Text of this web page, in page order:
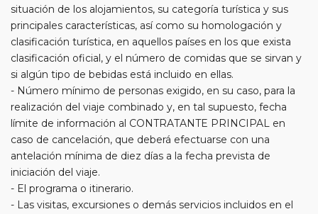
situación de los alojamientos, su categoría turística y sus
principales características, así como su homologación y
clasificación turística, en aquellos países en los que exista
clasificación oficial, y el número de comidas que se sirvan y
si algún tipo de bebidas está incluido en ellas.
- Número mínimo de personas exigido, en su caso, para la
realización del viaje combinado y, en tal supuesto, fecha
límite de información al CONTRATANTE PRINCIPAL en
caso de cancelación, que deberá efectuarse con una
antelación mínima de diez días a la fecha prevista de
iniciación del viaje.
- El programa o itinerario.
- Las visitas, excursiones o demás servicios incluidos en el